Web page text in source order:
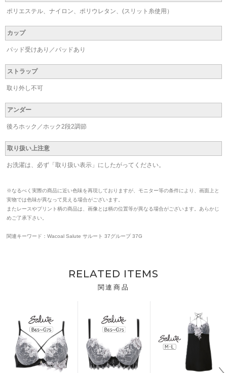
ポリエステル、ナイロン、ポリウレタン、(スリット糸使用）
カップ
パッド受けあり／パッドあり
ストラップ
取り外し不可
アンダー
後ろホック／ホック2段2調節
取り扱い上注意
お洗濯は、必ず「取り扱い表示」にしたがってください。
※なるべく実際の商品に近い色味を再現しておりますが、モニター等の条件により、画面上と
実物では色味が異なって見える場合がございます。
またレースやプリント柄の商品は、画像とは柄の位置等が異なる場合がございます。あらかじ
めご了承下さい。
関連キーワード：Wacoal Salute サルート 37グループ 37G
RELATED ITEMS
関連商品